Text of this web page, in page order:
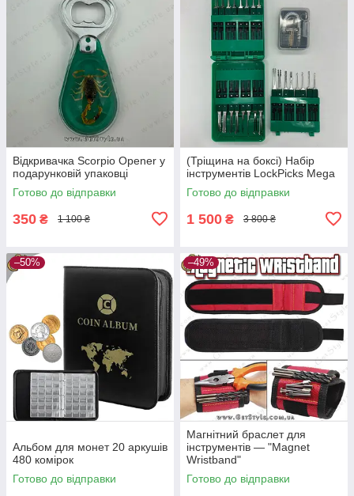
Відкривачка Scorpio Opener у
подарунковій упаковці
Готово до відправки
350 ₴ 1 100 ₴
(Тріщина на боксі) Набір
інструментів LockPicks Mega
Готово до відправки
1 500 ₴ 3 800 ₴
–50%
Альбом для монет 20 аркушів
480 комірок
Готово до відправки
–49%
Магнітний браслет для
інструментів — "Magnet
Wristband"
Готово до відправки